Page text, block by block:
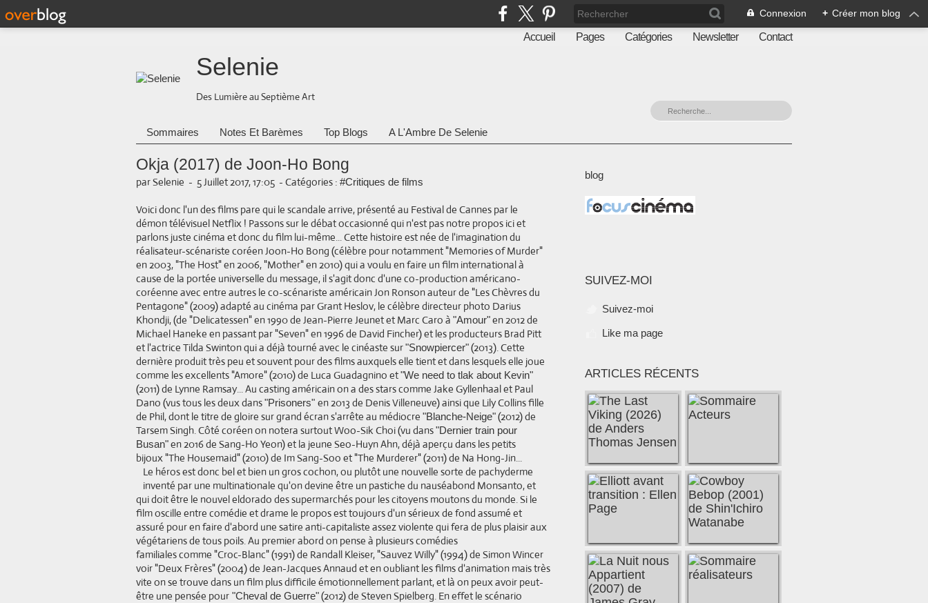
Connexion + Créer mon blog
Accueil Pages Catégories Newsletter Contact
Selenie
Des Lumière au Septième Art
Sommaires Notes Et Barèmes Top Blogs A L'Ambre De Selenie
Okja (2017) de Joon-Ho Bong
par Selenie - 5 Juillet 2017, 17:05 - Catégories : #Critiques de films
Voici donc l'un des films pare qui le scandale arrive, présenté au Festival de Cannes par le
démon télévisuel Netflix ! Passons sur le débat occasionné qui n'est pas notre propos ici et
parlons juste cinéma et donc du film lui-même... Cette histoire est née de l'imagination du
réalisateur-scénariste coréen Joon-Ho Bong (célèbre pour notamment "Memories of Murder"
en 2003, "The Host" en 2006, "Mother" en 2010) qui a voulu en faire un film international à
cause de la portée universelle du message, il s'agit donc d'une co-production américano-
coréenne avec entre autres le co-scénariste américain Jon Ronson auteur de "Les Chèvres du
Pentagone" (2009) adapté au cinéma par Grant Heslov, le célèbre directeur photo Darius
Khondji, (de "Delicatessen" en 1990 de Jean-Pierre Jeunet et Marc Caro à "Amour"en 2012 de
Michael Haneke en passant par "Seven" en 1996 de David Fincher) et les producteurs Brad Pitt
et l'actrice Tilda Swinton qui a déjà tourné avec le cinéaste sur"Snowpiercer"(2013). Cette
dernière produit très peu et souvent pour des films auxquels elle tient et dans lesquels elle joue
comme les excellents "Amore" (2010) de Luca Guadagnino et"We need to tlak about Kevin"
(2011) de Lynne Ramsay... Au casting américain on a des stars comme Jake Gyllenhaal et Paul
Dano (vus tous les deux dans"Prisoners" en 2013 de Denis Villeneuve) ainsi que Lily Collins fille
de Phil, dont le titre de gloire sur grand écran s'arrête au médiocre "Blanche-Neige"(2012) de
Tarsem Singh. Côté coréen on notera surtout Woo-Sik Choi (vu dans"Dernier train pour
Busan"en 2016 de Sang-Ho Yeon) et la jeune Seo-Huyn Ahn, déjà aperçu dans les petits
bijoux "The Housemaid" (2010) de Im Sang-Soo et "The Murderer" (2011) de Na Hong-Jin...
Le héros est donc bel et bien un gros cochon, ou plutôt une nouvelle sorte de pachyderme
inventé par une multinationale qu'on devine être un pastiche du nauséabond Monsanto, et
qui doit être le nouvel eldorado des supermarchés pour les citoyens moutons du monde. Si le
film oscille entre comédie et drame le propos est toujours d'un sérieux de fond assumé et
assuré pour en faire d'abord une satire anti-capitaliste assez violente qui fera de plus plaisir aux
végétariens de tous poils. Au premier abord on pense à plusieurs comédies
familiales comme "Croc-Blanc" (1991) de Randall Kleiser, "Sauvez Willy" (1994) de Simon Wincer
voir "Deux Frères" (2004) de Jean-Jacques Annaud et en oubliant les films d'animation mais très
vite on se trouve dans un film plus difficile émotionnellement parlant, et là on peux avoir peut-
être une pensée pour "Cheval de Guerre"(2012) de Steven Spielberg. En effet le scénario
blog
SUIVEZ-MOI
Suivez-moi
Like ma page
ARTICLES RÉCENTS